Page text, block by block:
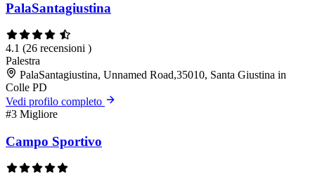
PalaSantagiustina
4.1 (26 recensioni )
Palestra
PalaSantagiustina, Unnamed Road,35010, Santa Giustina in
Colle PD
Vedi profilo completo
#3 Migliore
Campo Sportivo